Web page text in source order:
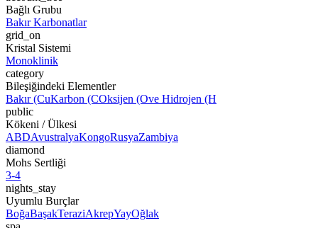
Bağlı Grubu
Bakır Karbonatlar
grid_on
Kristal Sistemi
Monoklinik
category
Bileşiğindeki Elementler
Bakır (CuKarbon (COksijen (Ove Hidrojen (H
public
Kökeni / Ülkesi
ABDAvustralyaKongoRusyaZambiya
diamond
Mohs Sertliği
3-4
nights_stay
Uyumlu Burçlar
BoğaBaşakTeraziAkrepYayOğlak